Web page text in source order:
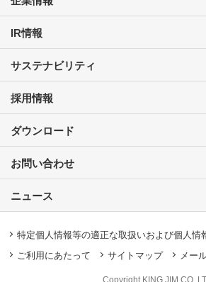
IR情報
サステナビリティ
採用情報
ダウンロード
お問い合わせ
ニュース
特定個人情報等の適正な取扱いおよび個人情
ご利用にあたって
サイトマップ メー